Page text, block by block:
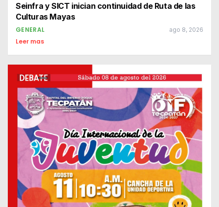
Seinfra y SICT inician continuidad de Ruta de las
Culturas Mayas
GENERAL ago 8, 2026
Leer mas